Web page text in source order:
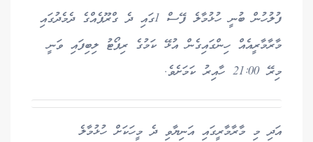
ފުލުހުން ބުނީ ހުޅުމާލެ ފޭސް 1ގައި ދެ ގްރޫޕެއްގެ ދެމެދުގައި
މާރާމާރީއެއް ހިންގައިގެން އުޅޭ ކަމުގެ ރިޕޯޓު ލިބިފައި ވަނީ
މިރޭ 21:00 ހާއިރު ކަމަށެވެ.
އަދި މި މާރާމާރީގައި އަނިޔާވި ދެ މީހަކަށް ހުޅުމާލެ